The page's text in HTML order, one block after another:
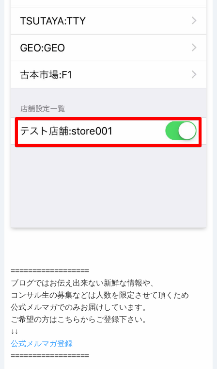
==================
ブログではお伝え出来ない新鮮な情報や、
コンサル生の募集などは人数を限定させて頂くため
公式メルマガでのみお届けしています。
ご希望の方はこちらからご登録下さい。
↓↓
公式メルマガ登録
==================